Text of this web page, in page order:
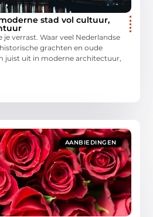
stad vol cultuur,
verrast. Waar veel Nederlandse
grachten en oude
juist uit in moderne architectuur,
AANBIEDINGEN